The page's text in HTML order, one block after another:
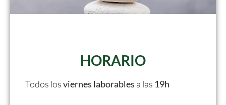
HORARIO
Todos losviernes laborables a las 19h